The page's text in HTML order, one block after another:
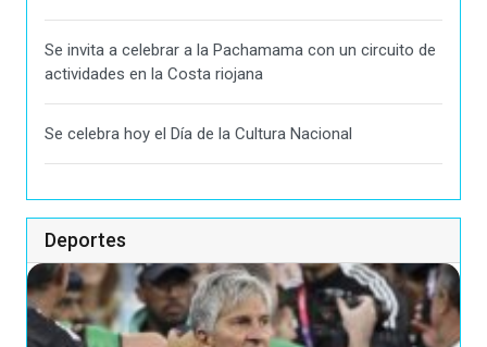
Se invita a celebrar a la Pachamama con un circuito de
actividades en la Costa riojana
Se celebra hoy el Día de la Cultura Nacional
Deportes